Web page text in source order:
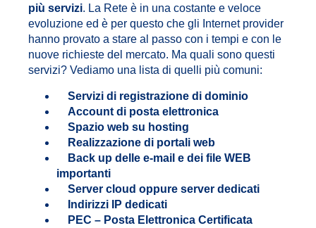
più servizi. La Rete è in una costante e veloce
evoluzione ed è per questo che gli Internet provider
hanno provato a stare al passo con i tempi e con le
nuove richieste del mercato. Ma quali sono questi
servizi? Vediamo una lista di quelli più comuni:
Servizi di registrazione di dominio
Account di posta elettronica
Spazio web su hosting
Realizzazione di portali web
Back up delle e-mail e dei file WEB
importanti
Server cloud oppure server dedicati
Indirizzi IP dedicati
PEC – Posta Elettronica Certificata